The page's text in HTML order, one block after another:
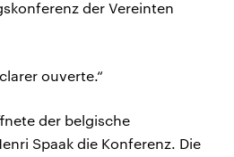
der Vereinten
ouverte.“
der belgische
Spaak die Konferenz. Die